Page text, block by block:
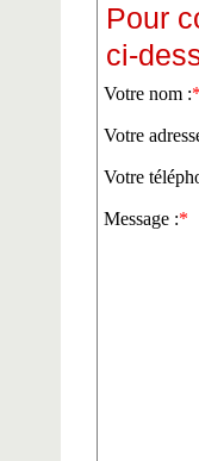
Pour
ci-
Votre nom :
Votre
Votre
Message :*